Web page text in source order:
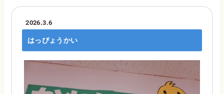
2026.3.6
はっぴょうかい